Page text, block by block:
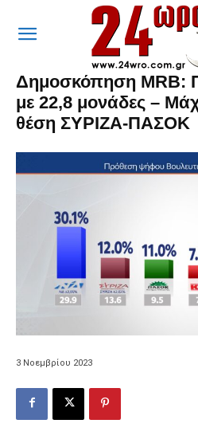
Δημοσκόπηση MRB:
με 22,8 μονάδες –
θέση ΣΥΡΙΖΑ-ΠΑΣΟΚ
3 Νοεμβρίου 2023